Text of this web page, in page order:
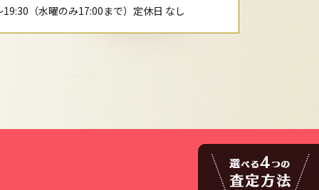
19:30（水曜のみ17:00まで）定休日 なし